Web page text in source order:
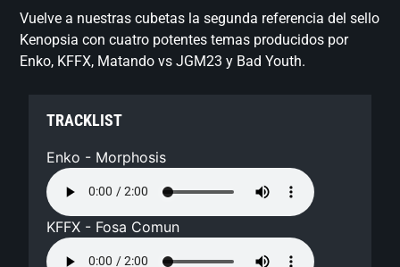
Vuelve a nuestras cubetas la segunda referencia del sello
Kenopsia con cuatro potentes temas producidos por
Enko, KFFX, Matando vs JGM23 y Bad Youth.
TRACKLIST
Enko - Morphosis
KFFX - Fosa Comun